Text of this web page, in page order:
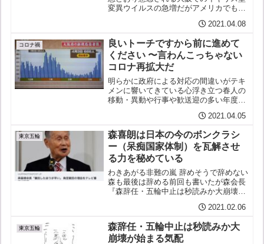
変異ウイルスの急増だがアメリカでも変
ル型変異株が猛威を振るい１日の死者が
過去最多となった（4,195人）そこへ南
ア型も新たに見つかっ...
2021.04.08
コロナ禍
良いトーチですから前に進めて
ください 〜言わんこっちゃない
コロナ再拡大だ
明らかに政府による対応の間違いがテキ
メンに響いてきている心浮き立つ春人の
移動・異動や行事や歓送迎の多い年度の
回って打ち寄せた波が収まりつつも再度
ぶり返す兆しが見え始めたというーーち
ょうど１年前の安倍や菅や...
2021.04.05
東京五輪
森喜朗は日本の今のボンクラシ
ー（呆痴国家体制）を瓦解させ
る力を秘めている
わきあがる非難の嵐 辞めそうで辞めない
森も最後は辞める前回も書いたが森会長
『森辞任・五輪中止は秒読みか大崩壊が
で辞任の圧力が高まった本人もついに転
職の道を模索かと思いきや辞めないと言
う毎日新聞との最新のイ...
2021.02.06
東京五輪
森辞任・五輪中止は秒読みか大
崩壊が始まる気配